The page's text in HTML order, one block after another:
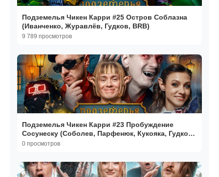
Подземелья Чикен Карри #25 Остров Соблазна
(Иванченко, Журавлёв, Гудков, BRB)
9 789 просмотров
Подземелья Чикен Карри #23 Пробуждение
Сосунеску (Соболев, Парфенюк, Кукояка, Гудков,
BRB)
0 просмотров